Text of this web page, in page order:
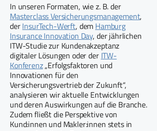
In unseren Formaten, wie z. B. der
Masterclass Versicherungsmanagement,
derInsurTech-Werft, dem Hamburg
Insurance Innovation Day, der jährlichen
ITW-Studie zur Kundenakzeptanz
digitaler Lösungen oder der ITW-
Konferenz„Erfolgsfaktoren und
Innovationen für den
Versicherungsvertrieb der Zukunft“,
analysieren wir aktuelle Entwicklungen
und deren Auswirkungen auf die Branche.
Zudem fließt die Perspektive von
Kund:innen und Makler:innen stets in